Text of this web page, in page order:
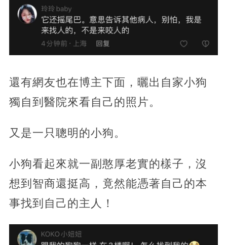
還有網友也在博主下面，曬出自家小狗
獨自到醫院來看自己的照片。
又是一只聰明的小狗。
小狗看起來就一副憨厚老實的樣子，沒
想到智商還挺高，竟然能憑著自己的本
事找到自己的主人！